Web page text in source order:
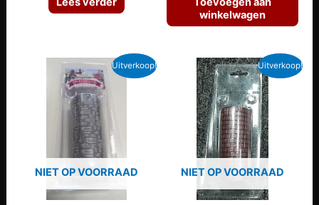
€12.99. €10.39.
€14.99.€11.99.
winkelwagen
Uitverkoop!
NIET OP VOORRAAD
Uitverkoop!
NIET OP VOORRAAD